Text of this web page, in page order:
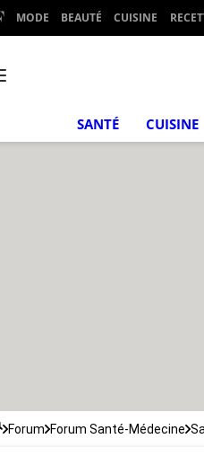
MODE BEAUTÉ CUISINE
SANTÉ CUISINE
Forum Forum Santé-Médecine